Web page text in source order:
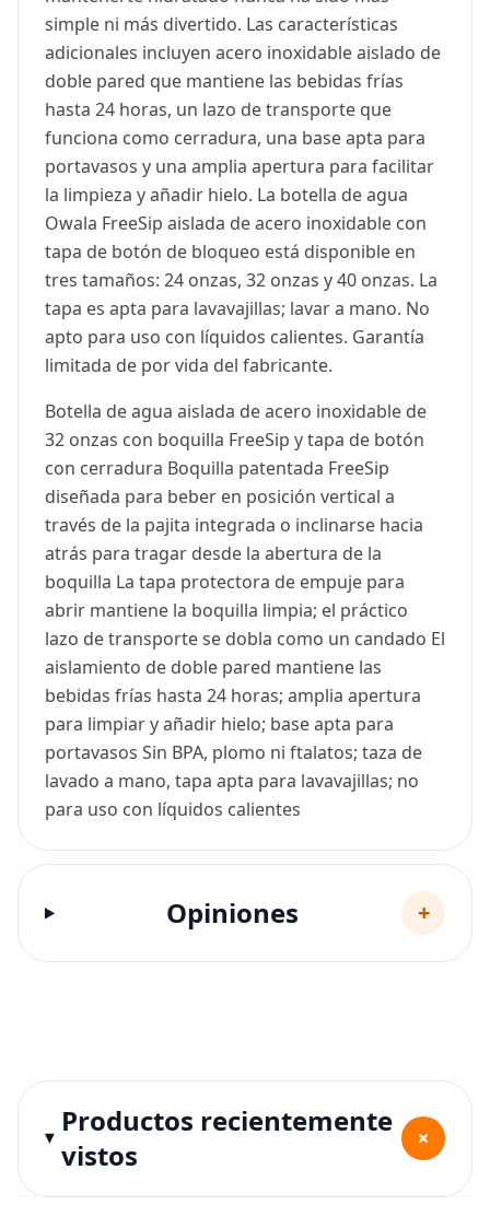
simple ni más divertido. Las características
adicionales incluyen acero inoxidable aislado de
doble pared que mantiene las bebidas frías
hasta 24 horas, un lazo de transporte que
funciona como cerradura, una base apta para
portavasos y una amplia apertura para facilitar
la limpieza y añadir hielo. La botella de agua
Owala FreeSip aislada de acero inoxidable con
tapa de botón de bloqueo está disponible en
tres tamaños: 24 onzas, 32 onzas y 40 onzas. La
tapa es apta para lavavajillas; lavar a mano. No
apto para uso con líquidos calientes. Garantía
limitada de por vida del fabricante.
Botella de agua aislada de acero inoxidable de
32 onzas con boquilla FreeSip y tapa de botón
con cerradura Boquilla patentada FreeSip
diseñada para beber en posición vertical a
través de la pajita integrada o inclinarse hacia
atrás para tragar desde la abertura de la
boquilla La tapa protectora de empuje para
abrir mantiene la boquilla limpia; el práctico
lazo de transporte se dobla como un candado El
aislamiento de doble pared mantiene las
bebidas frías hasta 24 horas; amplia apertura
para limpiar y añadir hielo; base apta para
portavasos Sin BPA, plomo ni ftalatos; taza de
lavado a mano, tapa apta para lavavajillas; no
para uso con líquidos calientes
Opiniones +
Productos recientemente
vistos
+